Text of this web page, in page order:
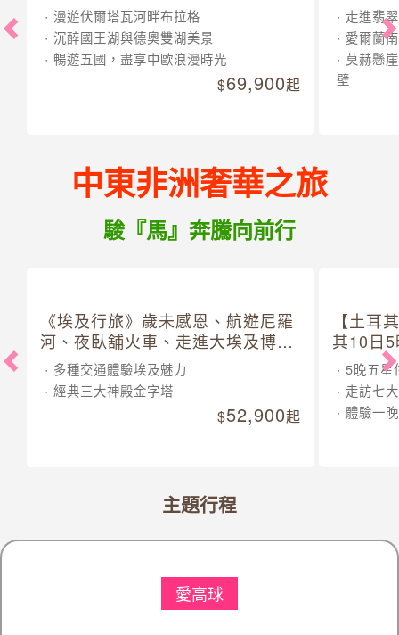
漫遊伏爾塔瓦河畔布拉格
沉醉國王湖與德奧雙湖美景
暢遊五國，盡享中歐浪漫時光
69,900起
走進翡
愛爾蘭
莫赫懸
壁
中東非洲奢華之旅
駿『馬』奔騰向前行
《埃及行旅》歲未感恩、航遊尼羅
河、夜臥舖火車、走進大埃及博物
館 10 日
多種交通體驗埃及魅力
經典三大神殿金字塔
52,900起
【土耳
其10日
5晚五星
走訪七
體驗一
愛高球
主題行程